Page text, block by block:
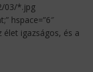
03/*.jpg
hspace=”6″
élet igazságos, és a